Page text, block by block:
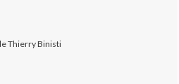
Thierry Binisti